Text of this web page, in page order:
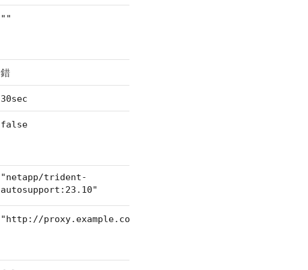
""
錯
30sec
false
"netapp/trident-
autosupport:23.10"
"http://proxy.example.com:8888"